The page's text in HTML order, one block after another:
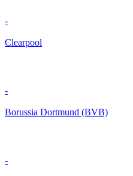
-
Clearpool
-
Borussia Dortmund (BVB)
-